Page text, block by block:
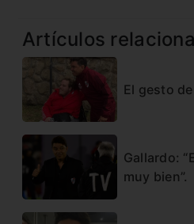
Artículos
El gesto
Gallardo:
muy bien”.